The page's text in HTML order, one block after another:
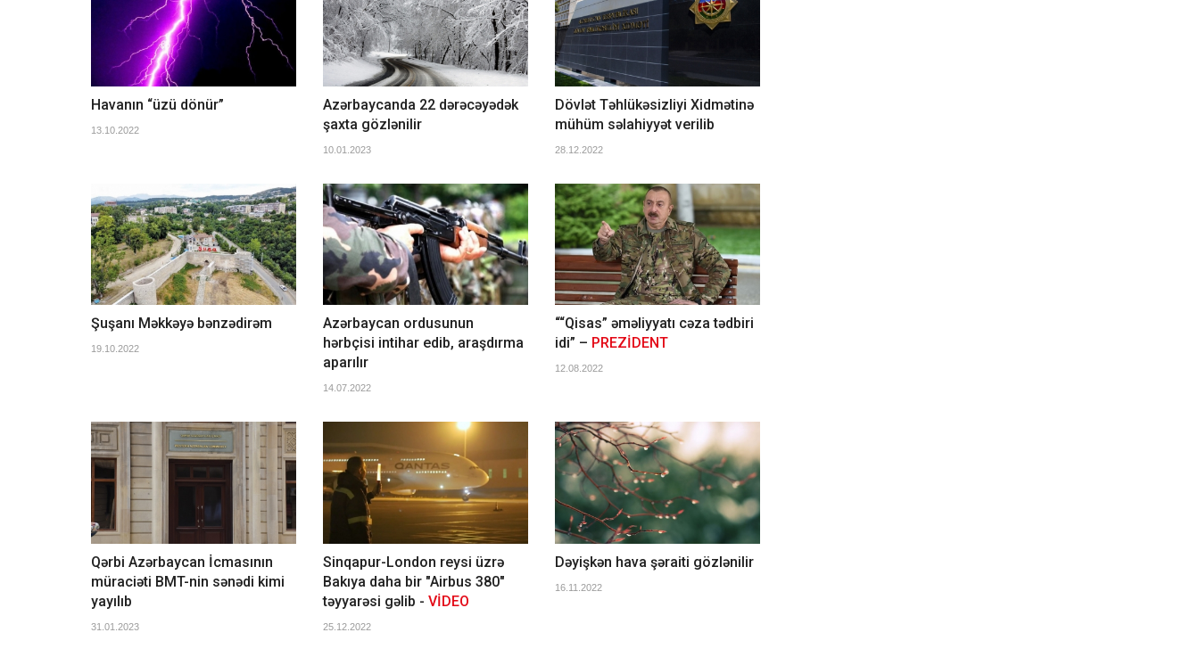
Havanın “üzü dönür”
13.10.2022
Azərbaycanda 22 dərəcəyədək
şaxta gözlənilir
10.01.2023
Dövlət Təhlükəsizliyi Xidmətinə
mühüm səlahiyyət verilib
28.12.2022
Şuşanı Məkkəyə bənzədirəm
19.10.2022
Azərbaycan ordusunun
hərbçisi intihar edib, araşdırma
aparılır
14.07.2022
““Qisas” əməliyyatı cəza tədbiri
idi” – PREZİDENT
12.08.2022
Qərbi Azərbaycan İcmasının
müraciəti BMT-nin sənədi kimi
yayılıb
31.01.2023
Sinqapur-London reysi üzrə
Bakıya daha bir "Airbus 380"
təyyarəsi gəlib - VİDEO
25.12.2022
Dəyişkən hava şəraiti gözlənilir
16.11.2022